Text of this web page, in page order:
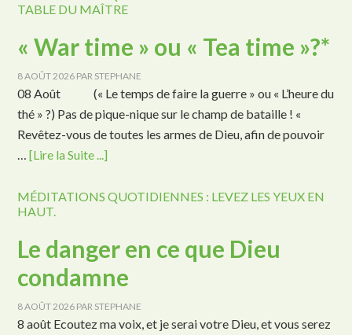
TABLE DU MAÎTRE
« War time » ou « Tea time »?*
8 AOÛT 2026 PAR STEPHANE
08 Août (« Le temps de faire la guerre » ou « L’heure du
thé » ?) Pas de pique-nique sur le champ de bataille ! «
Revêtez-vous de toutes les armes de Dieu, afin de pouvoir
…[Lire la Suite ...]
MÉDITATIONS QUOTIDIENNES : LEVEZ LES YEUX EN
HAUT.
Le danger en ce que Dieu
condamne
8 AOÛT 2026 PAR STEPHANE
8 août Ecoutez ma voix, et je serai votre Dieu, et vous serez